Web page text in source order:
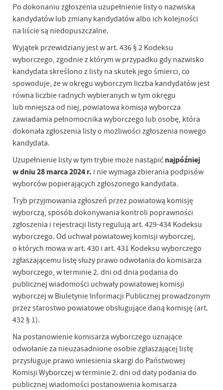
Po dokonaniu zgłoszenia uzupełnienie listy o nazwiska
kandydatów lub zmiany kandydatów albo ich kolejności
na liście są niedopuszczalne.
Wyjątek przewidziany jest w art. 436 § 2 Kodeksu
wyborczego, zgodnie z którym w przypadku gdy nazwisko
kandydata skreślono z listy na skutek jego śmierci, co
spowoduje, że w okręgu wyborczym liczba kandydatów jest
równa liczbie radnych wybieranych w tym okręgu
lub mniejsza od niej, powiatowa komisja wyborcza
zawiadamia pełnomocnika wyborczego lub osobę, która
dokonała zgłoszenia listy o możliwości zgłoszenia nowego
kandydata.
Uzupełnienie listy w tym trybie może nastąpić najpóźniej
w dniu 28 marca 2024 r. i nie wymaga zbierania podpisów
wyborców popierających zgłoszonego kandydata.
Tryb przyjmowania zgłoszeń przez powiatową komisję
wyborczą, sposób dokonywania kontroli poprawności
zgłoszenia i rejestracji listy regulują art. 429-434 Kodeksu
wyborczego. Od uchwał powiatowej komisji wyborczej,
o których mowa w art. 430 i art. 431 Kodeksu wyborczego
zgłaszającemu listę służy prawo odwołania do komisarza
wyborczego, w terminie 2. dni od dnia podania do
publicznej wiadomości uchwały powiatowej komisji
wyborczej w Biuletynie Informacji Publicznej prowadzonym
przez starostwo powiatowe obsługujące daną komisję (art.
432 § 1).
Na postanowienie komisarza wyborczego uznające
odwołanie za nieuzasadnione osobie zgłaszającej listę
przysługuje prawo wniesienia skargi do Państwowej
Komisji Wyborczej w terminie 2. dni od daty podania do
publicznej wiadomości postanowienia komisarza